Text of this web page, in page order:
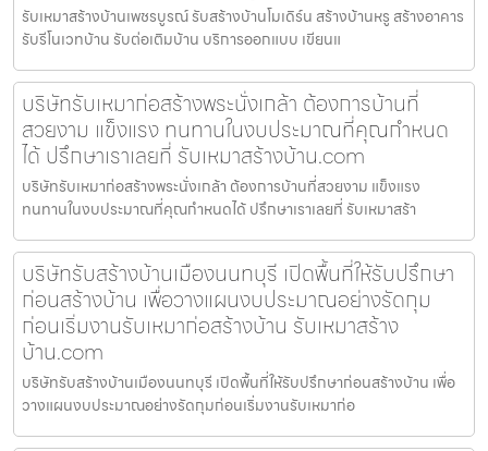
รับเหมาสร้างบ้านเพชรบูรณ์ รับสร้างบ้านโมเดิร์น สร้างบ้านหรู สร้างอาคาร
รับรีโนเวทบ้าน รับต่อเติมบ้าน บริการออกแบบ เขียนแ
บริษัทรับเหมาก่อสร้างพระนั่งเกล้า ต้องการบ้านที่
สวยงาม แข็งแรง ทนทานในงบประมาณที่คุณกำหนด
ได้ ปรึกษาเราเลยที่ รับเหมาสร้างบ้าน.com
บริษัทรับเหมาก่อสร้างพระนั่งเกล้า ต้องการบ้านที่สวยงาม แข็งแรง
ทนทานในงบประมาณที่คุณกำหนดได้ ปรึกษาเราเลยที่ รับเหมาสร้า
บริษัทรับสร้างบ้านเมืองนนทบุรี เปิดพื้นที่ให้รับปรึกษา
ก่อนสร้างบ้าน เพื่อวางแผนงบประมาณอย่างรัดกุม
ก่อนเริ่มงานรับเหมาก่อสร้างบ้าน รับเหมาสร้าง
บ้าน.com
บริษัทรับสร้างบ้านเมืองนนทบุรี เปิดพื้นที่ให้รับปรึกษาก่อนสร้างบ้าน เพื่อ
วางแผนงบประมาณอย่างรัดกุมก่อนเริ่มงานรับเหมาก่อ